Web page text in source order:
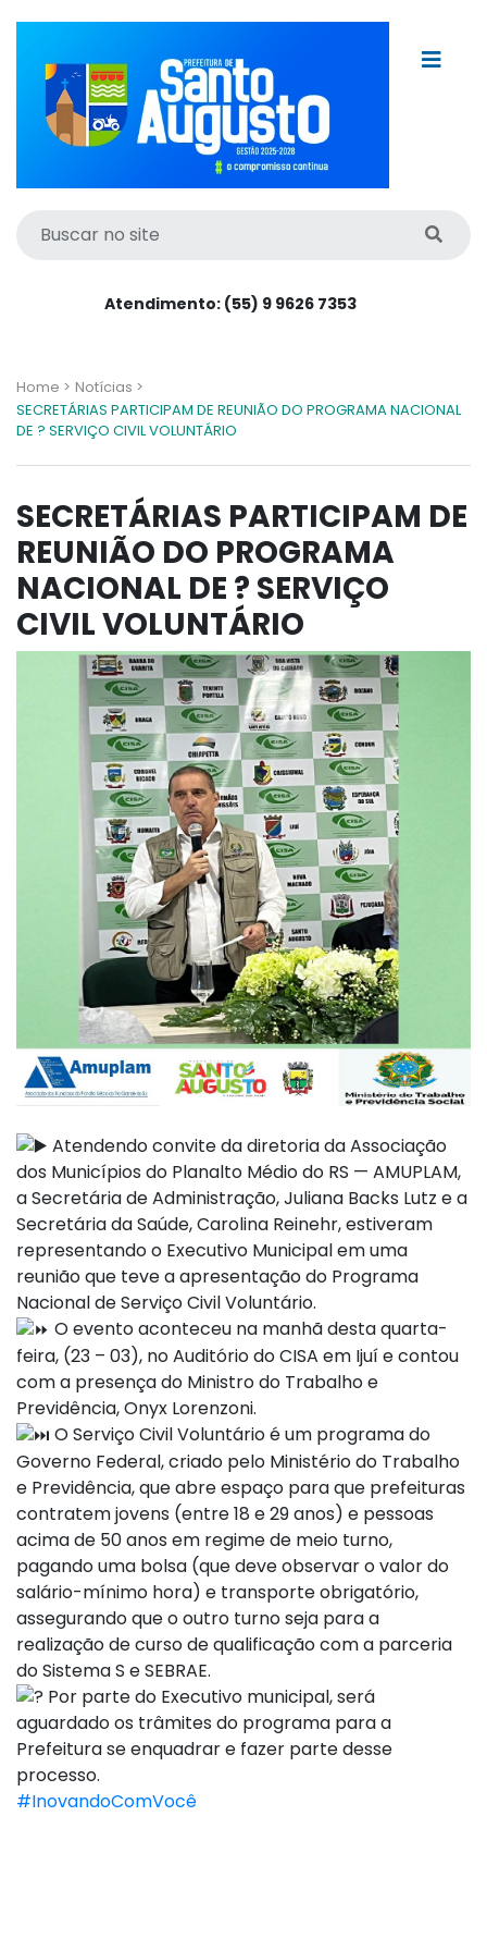
Atendimento: (55) 9 9626 7353
Home > Notícias >
SECRETÁRIAS PARTICIPAM DE REUNIÃO DO PROGRAMA NACIONAL
DE ? SERVIÇO CIVIL VOLUNTÁRIO
SECRETÁRIAS PARTICIPAM DE
REUNIÃO DO PROGRAMA
NACIONAL DE ? SERVIÇO
CIVIL VOLUNTÁRIO
Atendendo convite da diretoria da Associação
dos Municípios do Planalto Médio do RS — AMUPLAM,
a Secretária de Administração, Juliana Backs Lutz e a
Secretária da Saúde, Carolina Reinehr, estiveram
representando o Executivo Municipal em uma
reunião que teve a apresentação do Programa
Nacional de Serviço Civil Voluntário.
O evento aconteceu na manhã desta quarta-
feira, (23 – 03), no Auditório do CISA em Ijuí e contou
com a presença do Ministro do Trabalho e
Previdência, Onyx Lorenzoni.
O Serviço Civil Voluntário é um programa do
Governo Federal, criado pelo Ministério do Trabalho
e Previdência, que abre espaço para que prefeituras
contratem jovens (entre 18 e 29 anos) e pessoas
acima de 50 anos em regime de meio turno,
pagando uma bolsa (que deve observar o valor do
salário-mínimo hora) e transporte obrigatório,
assegurando que o outro turno seja para a
realização de curso de qualificação com a parceria
do Sistema S e SEBRAE.
Por parte do Executivo municipal, será
aguardado os trâmites do programa para a
Prefeitura se enquadrar e fazer parte desse
processo.
#InovandoComVocê